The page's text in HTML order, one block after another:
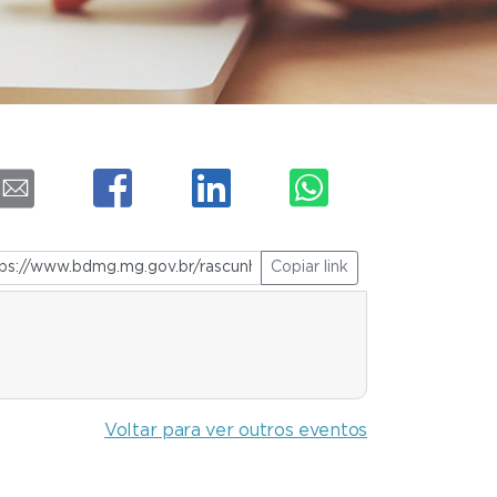
Copiar link
Voltar para ver outros eventos